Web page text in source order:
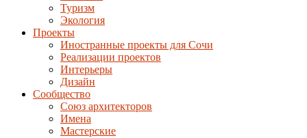
Туризм
Экология
Проекты
Иностранные проекты для Сочи
Реализации проектов
Интерьеры
Дизайн
Сообщество
Союз архитекторов
Имена
Мастерские